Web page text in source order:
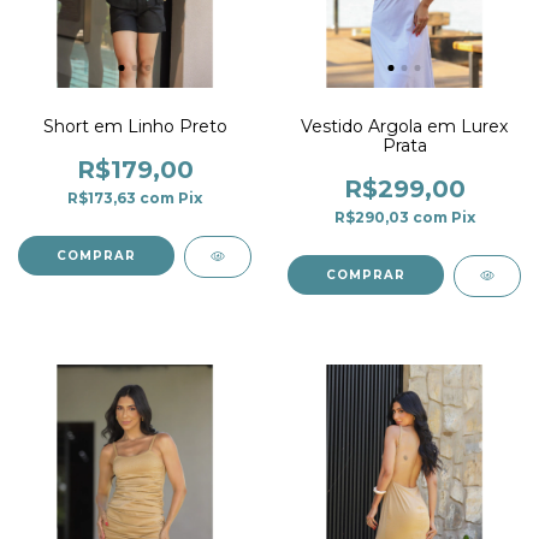
Short em Linho Preto
R$179,00
R$173,63 com Pix
COMPRAR
Vestido Argola em Lurex
Prata
R$299,00
R$290,03 com Pix
COMPRAR